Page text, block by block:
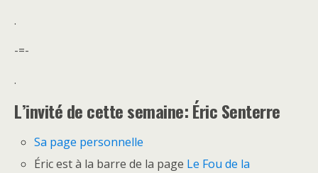
.
-=-
.
L’invité de cette semaine: Éric Senterre
Sa page personnelle
Éric est à la barre de la page Le Fou de la